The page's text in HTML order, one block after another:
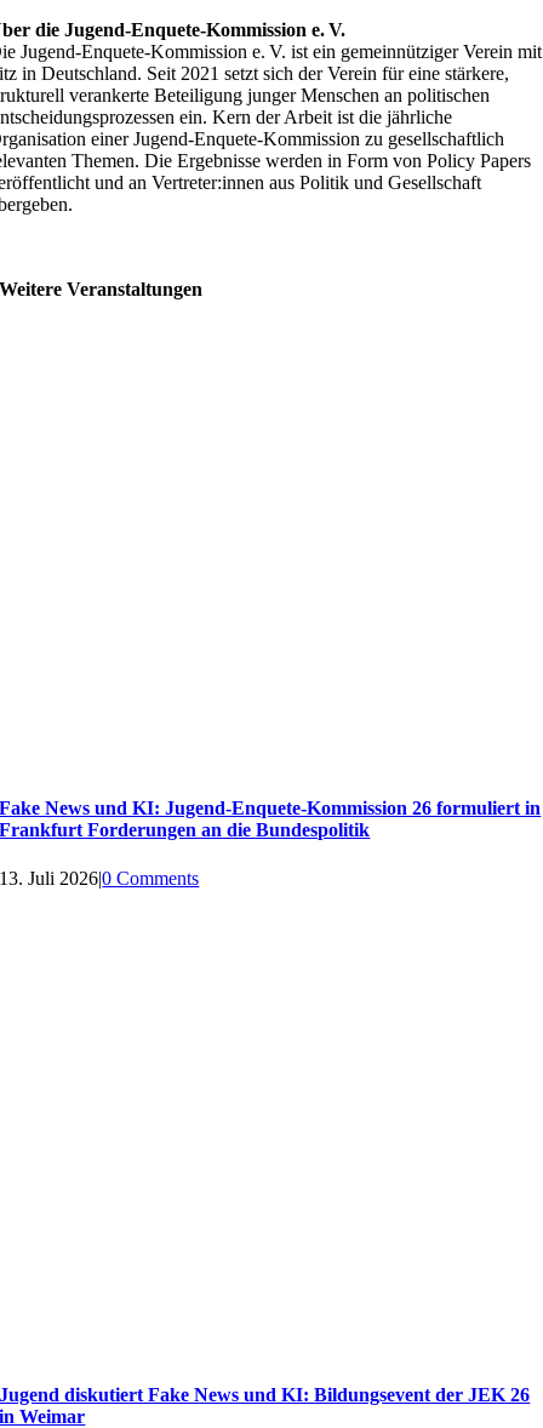
die Jugend-Enquete-Kommission e. V.
Jugend-Enquete-Kommission e. V. ist ein gemeinnütziger Verein mit
in Deutschland. Seit 2021 setzt sich der Verein für eine stärkere,
verankerte Beteiligung junger Menschen an politischen
ein. Kern der Arbeit ist die jährliche
einer Jugend-Enquete-Kommission zu gesellschaftlich
Themen. Die Ergebnisse werden in Form von Policy Papers
und an Vertreter:innen aus Politik und Gesellschaft
Weitere Veranstaltungen
Fake News und KI: Jugend-Enquete-Kommission 26 formuliert in
Frankfurt Forderungen an die Bundespolitik
13. Juli 2026|0 Comments
Jugend diskutiert Fake News und KI: Bildungsevent der JEK 26
in Weimar